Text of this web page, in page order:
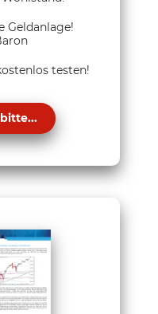
Geldanlage!
testen!